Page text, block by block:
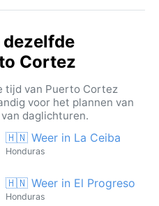
dezelfde
Cortez
tijd van Puerto Cortez
voor het plannen van
daglichturen.
🇭🇳 Weer in La Ceiba
Honduras
🇭🇳 Weer in El Progreso
Honduras